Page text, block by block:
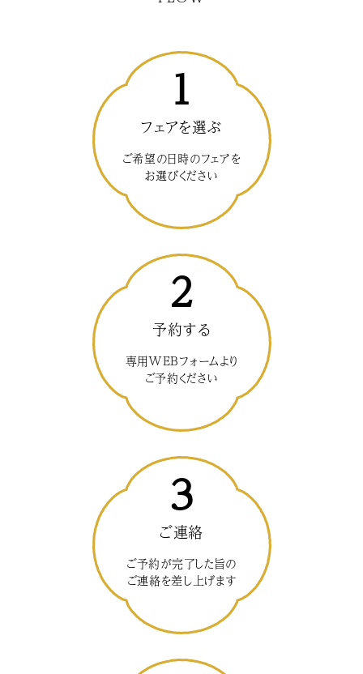
1
フェアを選ぶ
ご希望の日時のフェアを
お選びください
2
予約する
専用WEBフォームより
ご予約ください
3
ご連絡
ご予約が完了した旨の
ご連絡を差し上げます